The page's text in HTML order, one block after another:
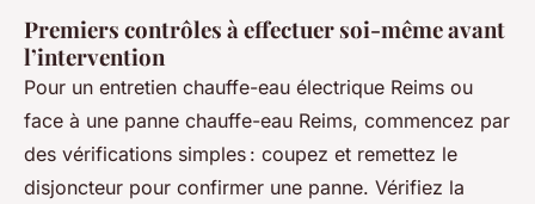
Premiers contrôles à effectuer soi-même avant
l’intervention
Pour un entretien chauffe-eau électrique Reims ou
face à une panne chauffe-eau Reims, commencez par
des vérifications simples : coupez et remettez le
disjoncteur pour confirmer une panne. Vérifiez la